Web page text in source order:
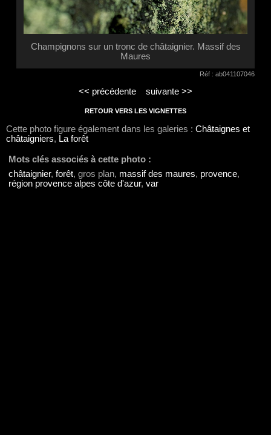
Champignons sur un tronc de châtaignier. Massif des
Maures
Réf : ab041107046
<< précédente suivante >>
RETOUR VERS LES VIGNETTES
Cette photo figure également dans les galeries : Châtaignes et
châtaigniers, La forêt
Mots clés associés à cette photo :
châtaignier, forêt, gros plan, massif des maures, provence,
région provence alpes côte d'azur, var